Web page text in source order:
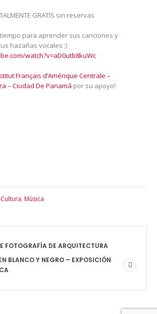
GRATIS sin reservas
para aprender sus canciones y
hazañas vocales ;)
watch?v=aD0utb8kuWc
Français d’Amérique Centrale –
– Ciudad De Panamá por su apoyo!
Cultura, Música
FOTOGRAFÍA DE ARQUITECTURA
BLANCO Y NEGRO – EXPOSICIÓN